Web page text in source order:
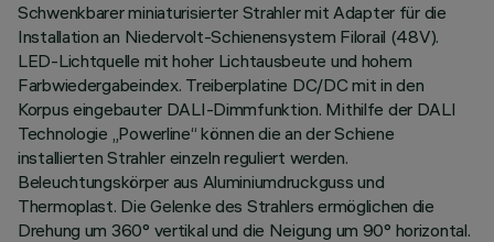
Schwenkbarer miniaturisierter Strahler mit Adapter für die
Installation an Niedervolt-Schienensystem Filorail (48V).
LED-Lichtquelle mit hoher Lichtausbeute und hohem
Farbwiedergabeindex. Treiberplatine DC/DC mit in den
Korpus eingebauter DALI-Dimmfunktion. Mithilfe der DALI
Technologie „Powerline“ können die an der Schiene
installierten Strahler einzeln reguliert werden.
Beleuchtungskörper aus Aluminiumdruckguss und
Thermoplast. Die Gelenke des Strahlers ermöglichen die
Drehung um 360° vertikal und die Neigung um 90° horizontal.